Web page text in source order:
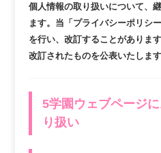
個人情報の取り扱いについて、
ます。当「プライバシーポリシ
を行い、改訂することがありま
改訂されたものを公表いたします
5学園ウェブページ
り扱い